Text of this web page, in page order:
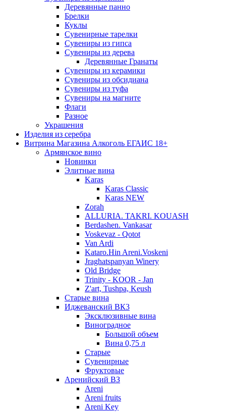
Деревянные панно
Брелки
Куклы
Сувенирные тарелки
Сувениры из гипса
Сувениры из дерева
Деревянные Гранаты
Сувениры из керамики
Сувениры из обсидиана
Сувениры из туфа
Сувениры на магните
Флаги
Разное
Украшения
Изделия из серебра
Витрина Магазина Алкоголь ЕГАИС 18+
Армянское вино
Новинки
Элитные вина
Karas
Karas Classic
Karas NEW
Zorah
ALLURIA. TAKRI. KOUASH
Berdashen. Vankasar
Voskevaz - Qotot
Van Ardi
Kataro.Hin Areni.Voskeni
Jraghatspanyan Winery
Old Bridge
Trinity - KOOR - Jan
Z'art, Tushpa, Keush
Старые вина
Иджеванский ВК3
Эксклюзивные вина
Виноградное
Большой объем
Вина 0,75 л
Старые
Сувенирные
Фруктовые
Аренийский ВЗ
Areni
Areni fruits
Areni Key